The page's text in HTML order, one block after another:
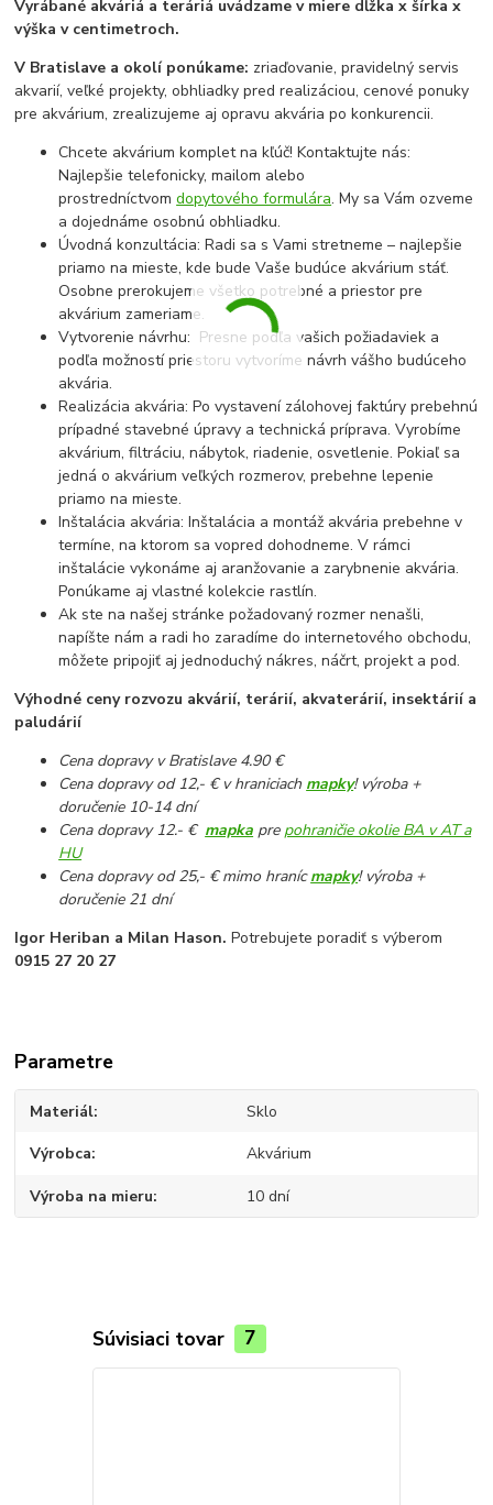
Vyrábané akváriá a teráriá uvádzame v miere dĺžka x šírka x
výška v centimetroch.
V Bratislave a okolí ponúkame: zriaďovanie, pravidelný servis
akvarií, veľké projekty, obhliadky pred realizáciou, cenové ponuky
pre akvárium, zrealizujeme aj opravu akvária po konkurencii.
Chcete akvárium komplet na kľúč! Kontaktujte nás:
Najlepšie telefonicky, mailom alebo
prostredníctvomdopytového formulára. My sa Vám ozveme
a dojednáme osobnú obhliadku.
Úvodná konzultácia: Radi sa s Vami stretneme – najlepšie
priamo na mieste, kde bude Vaše budúce akvárium stáť.
Osobne prerokujeme všetko potrebné a priestor pre
akvárium zameriame.
Vytvorenie návrhu: Presne podľa vašich požiadaviek a
podľa možností priestoru vytvoríme návrh vášho budúceho
akvária.
Realizácia akvária: Po vystavení zálohovej faktúry prebehnú
prípadné stavebné úpravy a technická príprava. Vyrobíme
akvárium, filtráciu, nábytok, riadenie, osvetlenie. Pokiaľ sa
jedná o akvárium veľkých rozmerov, prebehne lepenie
priamo na mieste.
Inštalácia akvária: Inštalácia a montáž akvária prebehne v
termíne, na ktorom sa vopred dohodneme. V rámci
inštalácie vykonáme aj aranžovanie a zarybnenie akvária.
Ponúkame aj vlastné kolekcie rastlín.
Ak ste na našej stránke požadovaný rozmer nenašli,
napíšte nám a radi ho zaradíme do internetového obchodu,
môžete pripojiť aj jednoduchý nákres, náčrt, projekt a pod.
Výhodné ceny rozvozu akvárií, terárií, akvaterárií, insektárií a
paludárií
Cena dopravy v Bratislave 4.90 €
Cena dopravy od 12,- € v hraniciach mapky! výroba +
doručenie 10-14 dní
Cena dopravy 12.- € mapka pre pohraničie okolie BA v AT a
HU
Cena dopravy od 25,- € mimo hranícmapky! výroba +
doručenie 21 dní
Igor Heriban a Milan Hason.Potrebujete poradiť s výberom
0915 27 20 27
Parametre
Materiál Sklo
Výrobca Akvárium
Výroba na mieru 10 dní
Súvisiaci tovar 7